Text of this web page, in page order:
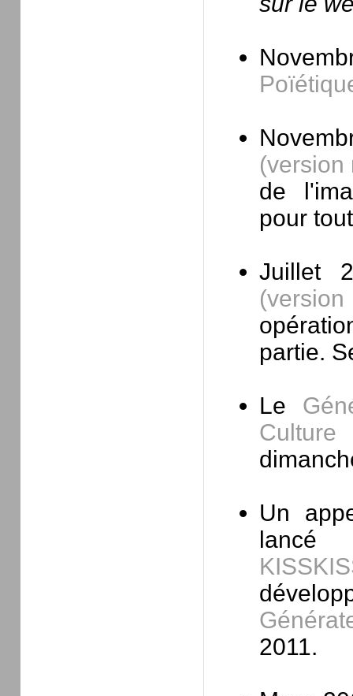
(version
de
pour
Juillet
partie.
Le
Un
2011.